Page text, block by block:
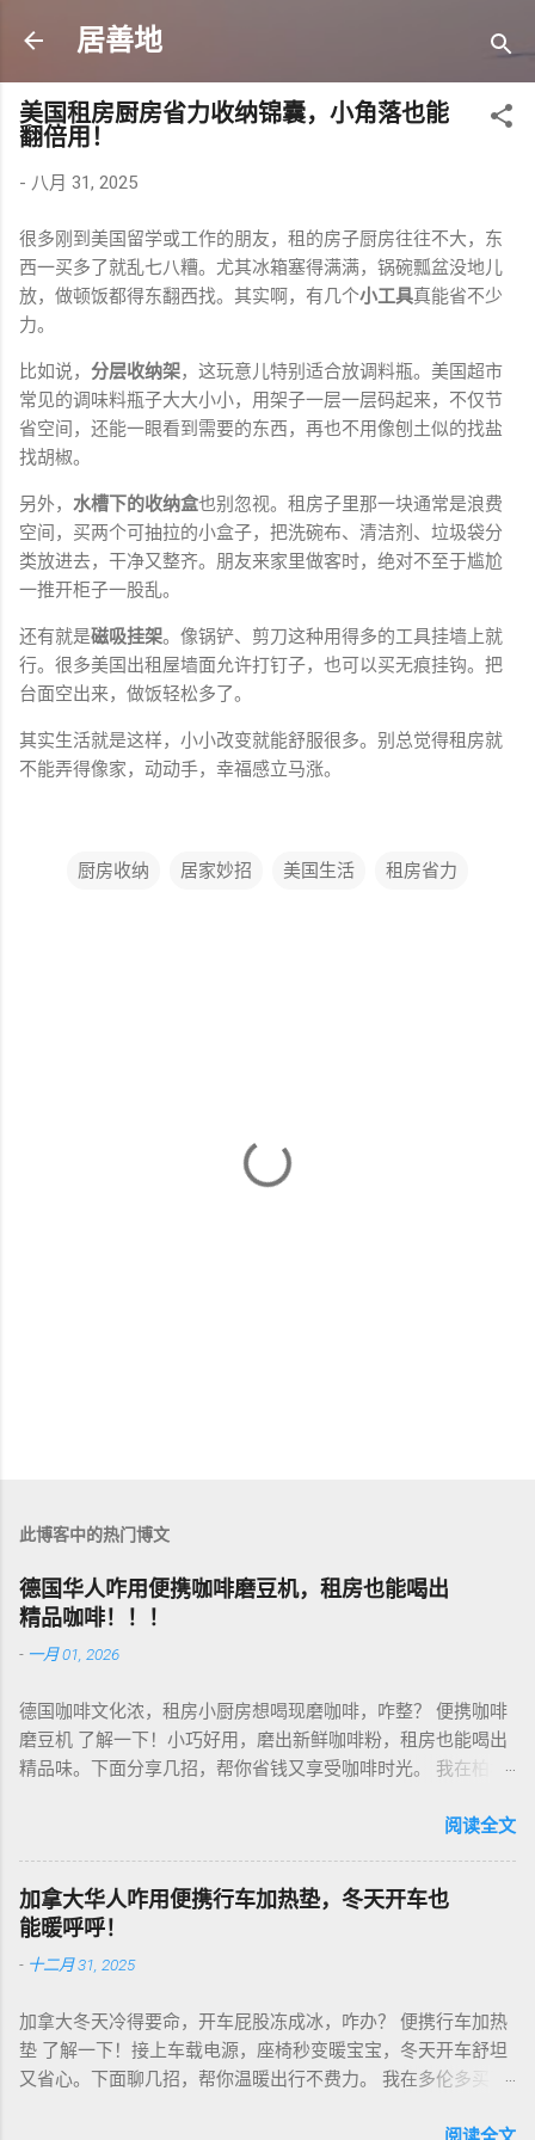
居善地
美国租房厨房省力收纳锦囊，小角落也能
翻倍用！
- 八月 31, 2025
很多刚到美国留学或工作的朋友，租的房子厨房往往不大，东
西一买多了就乱七八糟。尤其冰箱塞得满满，锅碗瓢盆没地儿
放，做顿饭都得东翻西找。其实啊，有几个小工具真能省不少
力。
比如说， 分层收纳架，这玩意儿特别适合放调料瓶。美国超市
常见的调味料瓶子大大小小，用架子一层一层码起来，不仅节
省空间，还能一眼看到需要的东西，再也不用像刨土似的找盐
找胡椒。
另外， 水槽下的收纳盒也别忽视。租房子里那一块通常是浪费
空间，买两个可抽拉的小盒子，把洗碗布、清洁剂、垃圾袋分
类放进去，干净又整齐。朋友来家里做客时，绝对不至于尴尬
一推开柜子一股乱。
还有就是磁吸挂架。像锅铲、剪刀这种用得多的工具挂墙上就
行。很多美国出租屋墙面允许打钉子，也可以买无痕挂钩。把
台面空出来，做饭轻松多了。
其实生活就是这样，小小改变就能舒服很多。别总觉得租房就
不能弄得像家，动动手，幸福感立马涨。
厨房收纳 居家妙招 美国生活 租房省力
此博客中的热门博文
德国华人咋用便携咖啡磨豆机，租房也能喝出
精品咖啡！！！
- 一月 01, 2026
德国咖啡文化浓，租房小厨房想喝现磨咖啡，咋整？ 便携咖啡
磨豆机 了解一下！小巧好用，磨出新鲜咖啡粉，租房也能喝出
精品味。下面分享几招，帮你省钱又享受咖啡时光。 我在柏林
挑磨豆机看磨芯，陶瓷的耐用不发热，像Hario、Porlex这些牌
邻居可能嫌吵…… 磨豆有讲究。粗磨适合法压壶，细磨适合意式
咖啡机，App上查磨豆粗细对照表，新手不翻车。我每周磨一
次，存密封罐，早上冲杯咖啡，香到飞起！德国超市咖啡豆
贵，网购Amazon.de或本地咖啡店促销，10欧元买半磅好豆，
欧元搞定。华人微信群也有二手交易，20欧元能淘好货。 便携
咖啡磨豆机 让德国华人租房也能喝精品咖啡，赶紧试试，生活
更有味！
阅读全文
加拿大华人咋用便携行车加热垫，冬天开车也
能暖呼呼！
- 十二月 31, 2025
加拿大冬天冷得要命，开车屁股冻成冰，咋办？ 便携行车加热
垫 了解一下！接上车载电源，座椅秒变暖宝宝，冬天开车舒坦
又省心。下面聊几招，帮你温暖出行不费力。 我在多伦多买了